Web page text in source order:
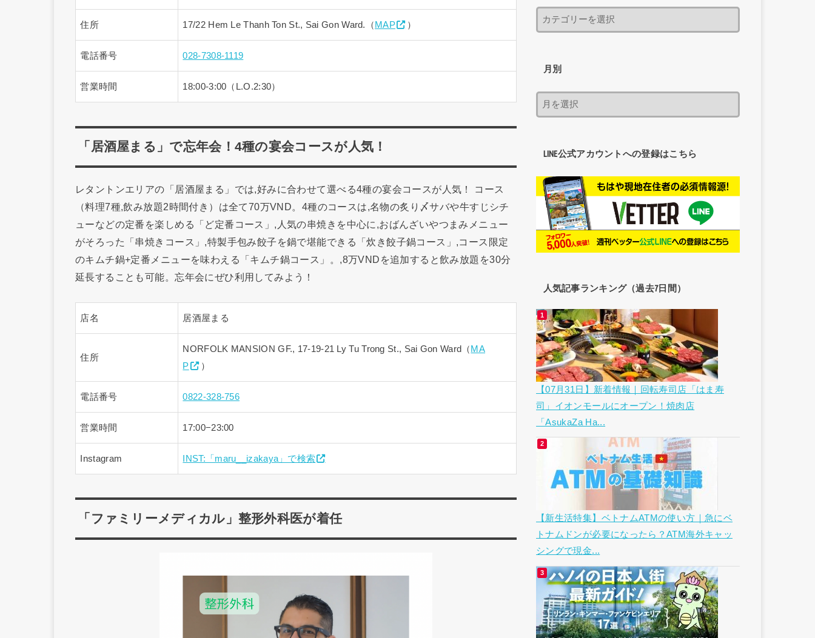
住所 17/22 Hem Le Thanh Ton St., Sai Gon Ward.（ MAP ）
電話番号 028-7308-1119
営業時間 18:00-3:00（L.O.2:30）
「居酒屋まる」で忘年会！4種の宴会コースが人気！
レタントンエリアの「居酒屋まる」では,好みに合わせて選べる4種の宴会コースが人気！ コース
（料理7種,飲み放題2時間付き）は全て70万VND。4種のコースは,名物の炙り〆サバや牛すじシチ
ューなどの定番を楽しめる「ど定番コース」,人気の串焼きを中心に,おばんざいやつまみメニュー
がそろった「串焼きコース」,特製手包み餃子を鍋で堪能できる「炊き餃子鍋コース」,コース限定
のキムチ鍋+定番メニューを味わえる「キムチ鍋コース」。,8万VNDを追加すると飲み放題を30分
延長することも可能。忘年会にぜひ利用してみよう！
店名 居酒屋まる
住所
NORFOLK MANSION GF., 17-19-21 Ly Tu Trong St., Sai Gon Ward（ MA
P
）
電話番号 0822-328-756
営業時間 17:00−23:00
Instagram INST:「maru__izakaya」で検索
「ファミリーメディカル」整形外科医が着任
月別
LINE公式アカウントへの登録はこちら
人気記事ランキング（過去7日間）
【07月31日】新着情報｜回転寿司店「はま寿
司」イオンモールにオープン！焼肉店
「AsukaZa Ha...
【新生活特集】ベトナムATMの使い方｜急にベ
トナムドンが必要になったら？ATM海外キャッ
シングで現金...